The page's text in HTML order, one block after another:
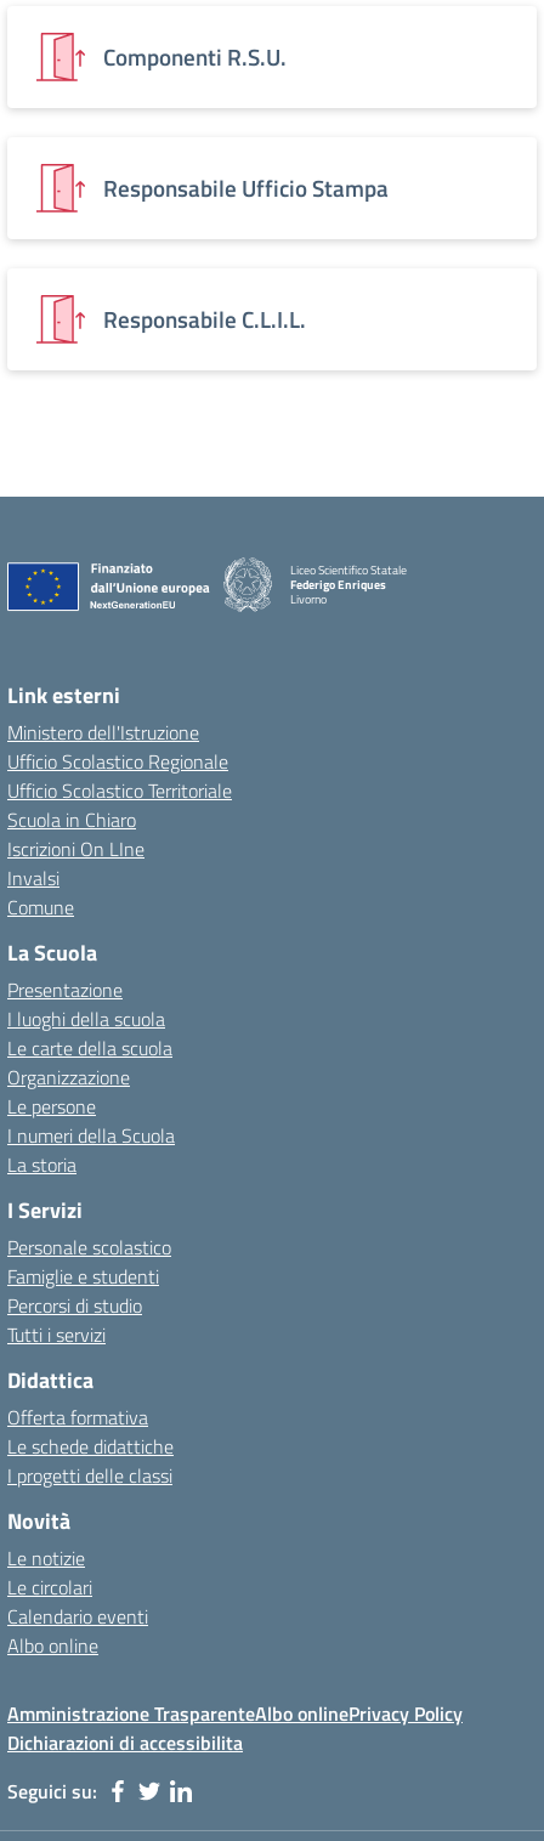
Componenti R.S.U.
Responsabile Ufficio Stampa
Responsabile C.L.I.L.
Liceo Scientifico Statale
Federigo Enriques
Livorno
Link esterni
Ministero dell'Istruzione
Ufficio Scolastico Regionale
Ufficio Scolastico Territoriale
Scuola in Chiaro
Iscrizioni On LIne
Invalsi
Comune
La Scuola
Presentazione
I luoghi della scuola
Le carte della scuola
Organizzazione
Le persone
I numeri della Scuola
La storia
I Servizi
Personale scolastico
Famiglie e studenti
Percorsi di studio
Tutti i servizi
Didattica
Offerta formativa
Le schede didattiche
I progetti delle classi
Novità
Le notizie
Le circolari
Calendario eventi
Albo online
Amministrazione TrasparenteAlbo onlinePrivacy Policy
Dichiarazioni di accessibilita
Seguici su: